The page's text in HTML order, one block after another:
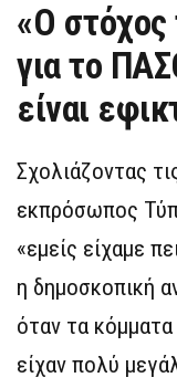
«Ο
για το
είναι
Σχολιάζοντας
εκπρόσωπος
«εμείς είχαμε
η δημοσκοπική
όταν τα
είχαν πολύ